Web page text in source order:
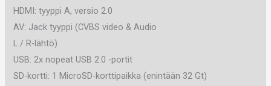
HDMI: tyyppi A, versio 2.0
AV: Jack tyyppi (CVBS video & Audio
L / R-lähtö)
USB: 2x nopeat USB 2.0 -portit
SD-kortti: 1 MicroSD-korttipaikka (enintään 32 Gt)